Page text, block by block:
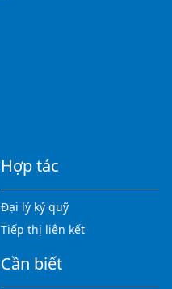
Hợp tác
Đại lý ký quỹ
Tiếp thị liên kết
Cần biết